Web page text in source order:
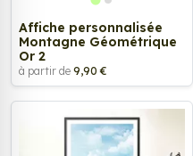
Affiche personnalisée
Montagne Géométrique
Or 2
à partir de 9,90 €